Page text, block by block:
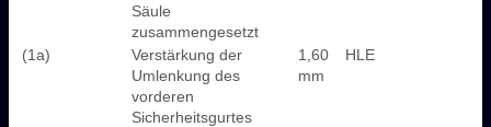
Säule
zusammengesetzt
(1a)
Verstärkung der
Umlenkung des
vorderen
Sicherheitsgurtes
1,60
mm
HLE